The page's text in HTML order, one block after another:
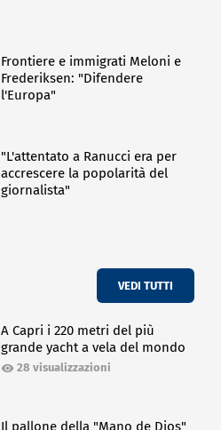
Frontiere e immigrati Meloni e
Frederiksen: "Difendere
l'Europa"
"L'attentato a Ranucci era per
accrescere la popolarità del
giornalista"
VEDI TUTTI
A Capri i 220 metri del più
grande yacht a vela del mondo
28 visualizzazioni
Il pallone della "Mano de Dios"